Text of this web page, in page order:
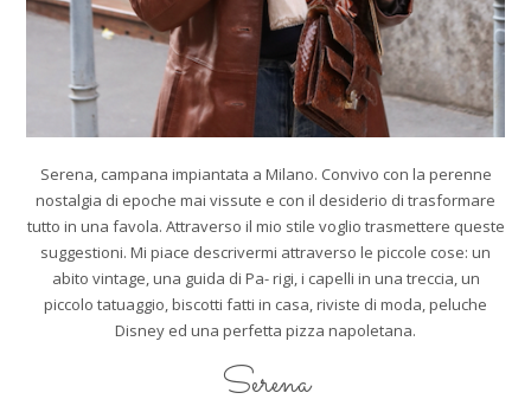
Serena, campana impiantata a Milano. Convivo con la perenne
nostalgia di epoche mai vissute e con il desiderio di trasformare
tutto in una favola. Attraverso il mio stile voglio trasmettere queste
suggestioni. Mi piace descrivermi attraverso le piccole cose: un
abito vintage, una guida di Pa- rigi, i capelli in una treccia, un
piccolo tatuaggio, biscotti fatti in casa, riviste di moda, peluche
Disney ed una perfetta pizza napoletana.
Serena